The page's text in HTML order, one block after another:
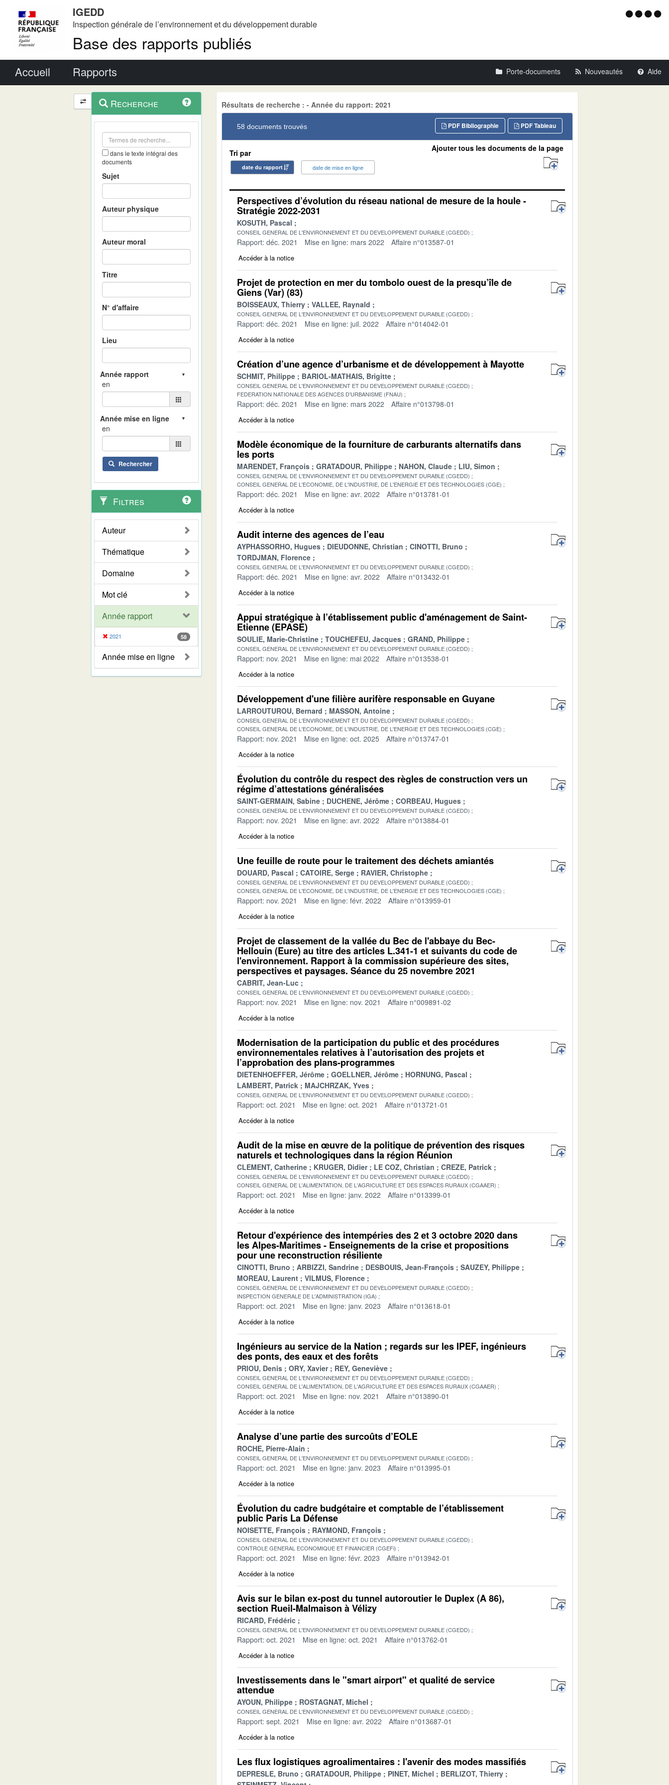
IGEDD
Inspection générale de l’environnement et du développement durable
Base des rapports publiés
Menu
Accueil Rapports Porte-documents Nouveautés Aide
Navigation
et
outils
contextuel
Recherche
dans le texte intégral des
documents
Sujet
Auteur physique
Auteur moral
Titre
N° d'affaire
Lieu
en
en
Rechercher
Filtres
Auteur
Thématique
Domaine
Mot clé
Année rapport
2021 58
Année mise en ligne
Résultats de recherche : - Année du rapport: 2021
58 documents trouvés PDF Tableau
PDF Bibliographie
Tri par
date du rapport date de mise en ligne
Ajouter tous les documents de la page
Perspectives d’évolution du réseau national de mesure de la houle -
Stratégie 2022-2031
KOSUTH, Pascal
CONSEIL GENERAL DE L'ENVIRONNEMENT ET DU DEVELOPPEMENT DURABLE (CGEDD)
Rapport: déc. 2021 Mise en ligne: mars 2022 Affaire n°013587-01
Accéder à la notice
Projet de protection en mer du tombolo ouest de la presqu’île de
Giens (Var) (83)
BOISSEAUX, Thierry VALLEE, Raynald
CONSEIL GENERAL DE L'ENVIRONNEMENT ET DU DEVELOPPEMENT DURABLE (CGEDD)
Rapport: déc. 2021 Mise en ligne: juil. 2022 Affaire n°014042-01
Accéder à la notice
Création d’une agence d’urbanisme et de développement à Mayotte
SCHMIT, Philippe BARIOL-MATHAIS, Brigitte
CONSEIL GENERAL DE L'ENVIRONNEMENT ET DU DEVELOPPEMENT DURABLE (CGEDD)
FEDERATION NATIONALE DES AGENCES D'URBANISME (FNAU)
Rapport: déc. 2021 Mise en ligne: mars 2022 Affaire n°013798-01
Accéder à la notice
Modèle économique de la fourniture de carburants alternatifs dans
les ports
MARENDET, François GRATADOUR, Philippe NAHON, Claude LIU, Simon
CONSEIL GENERAL DE L'ENVIRONNEMENT ET DU DEVELOPPEMENT DURABLE (CGEDD)
CONSEIL GENERAL DE L'ECONOMIE, DE L'INDUSTRIE, DE L'ENERGIE ET DES TECHNOLOGIES (CGE)
Rapport: déc. 2021 Mise en ligne: avr. 2022 Affaire n°013781-01
Accéder à la notice
Audit interne des agences de l’eau
AYPHASSORHO, Hugues DIEUDONNE, Christian
CINOTTI, Bruno
TORDJMAN, Florence
CONSEIL GENERAL DE L'ENVIRONNEMENT ET DU DEVELOPPEMENT DURABLE (CGEDD)
Rapport: déc. 2021 Mise en ligne: avr. 2022 Affaire n°013432-01
Accéder à la notice
Appui stratégique à l’établissement public d'aménagement de Saint-
Etienne (EPASE)
SOULIE, Marie-Christine TOUCHEFEU, Jacques GRAND, Philippe
CONSEIL GENERAL DE L'ENVIRONNEMENT ET DU DEVELOPPEMENT DURABLE (CGEDD)
Rapport: nov. 2021 Mise en ligne: mai 2022 Affaire n°013538-01
Accéder à la notice
Développement d'une filière aurifère responsable en Guyane
LARROUTUROU, Bernard MASSON, Antoine
CONSEIL GENERAL DE L'ENVIRONNEMENT ET DU DEVELOPPEMENT DURABLE (CGEDD)
CONSEIL GENERAL DE L'ECONOMIE, DE L'INDUSTRIE, DE L'ENERGIE ET DES TECHNOLOGIES (CGE)
Rapport: nov. 2021 Mise en ligne: oct. 2025 Affaire n°013747-01
Accéder à la notice
Évolution du contrôle du respect des règles de construction vers un
régime d’attestations généralisées
SAINT-GERMAIN, Sabine DUCHENE, Jérôme CORBEAU, Hugues
CONSEIL GENERAL DE L'ENVIRONNEMENT ET DU DEVELOPPEMENT DURABLE (CGEDD)
Rapport: nov. 2021 Mise en ligne: avr. 2022 Affaire n°013884-01
Accéder à la notice
Une feuille de route pour le traitement des déchets amiantés
DOUARD, Pascal CATOIRE, Serge RAVIER, Christophe
CONSEIL GENERAL DE L'ENVIRONNEMENT ET DU DEVELOPPEMENT DURABLE (CGEDD)
CONSEIL GENERAL DE L'ECONOMIE, DE L'INDUSTRIE, DE L'ENERGIE ET DES TECHNOLOGIES (CGE)
Rapport: nov. 2021 Mise en ligne: févr. 2022 Affaire n°013959-01
Accéder à la notice
Projet de classement de la vallée du Bec de l'abbaye du Bec-
Hellouin (Eure) au titre des articles L.341-1 et suivants du code de
l'environnement. Rapport à la commission supérieure des sites,
perspectives et paysages. Séance du 25 novembre 2021
CABRIT, Jean-Luc
CONSEIL GENERAL DE L'ENVIRONNEMENT ET DU DEVELOPPEMENT DURABLE (CGEDD)
Rapport: nov. 2021 Mise en ligne: nov. 2021 Affaire n°009891-02
Accéder à la notice
Modernisation de la participation du public et des procédures
environnementales relatives à l’autorisation des projets et
l’approbation des plans-programmes
DIETENHOEFFER, Jérôme GOELLNER, Jérôme
HORNUNG, Pascal
LAMBERT, Patrick
MAJCHRZAK, Yves
CONSEIL GENERAL DE L'ENVIRONNEMENT ET DU DEVELOPPEMENT DURABLE (CGEDD)
Rapport: oct. 2021 Mise en ligne: oct. 2021 Affaire n°013721-01
Accéder à la notice
Audit de la mise en œuvre de la politique de prévention des risques
naturels et technologiques dans la région Réunion
CLEMENT, Catherine KRUGER, Didier LE COZ, Christian CREZE, Patrick
CONSEIL GENERAL DE L'ENVIRONNEMENT ET DU DEVELOPPEMENT DURABLE (CGEDD)
CONSEIL GENERAL DE L'ALIMENTATION, DE L'AGRICULTURE ET DES ESPACES RURAUX (CGAAER)
Rapport: oct. 2021 Mise en ligne: janv. 2022 Affaire n°013399-01
Accéder à la notice
Retour d'expérience des intempéries des 2 et 3 octobre 2020 dans
les Alpes-Maritimes - Enseignements de la crise et propositions
pour une reconstruction résiliente
CINOTTI, Bruno ARBIZZI, Sandrine DESBOUIS, Jean-François
SAUZEY, Philippe
MOREAU, Laurent
VILMUS, Florence
CONSEIL GENERAL DE L'ENVIRONNEMENT ET DU DEVELOPPEMENT DURABLE (CGEDD)
INSPECTION GENERALE DE L'ADMINISTRATION (IGA)
Rapport: oct. 2021 Mise en ligne: janv. 2023 Affaire n°013618-01
Accéder à la notice
Ingénieurs au service de la Nation ; regards sur les IPEF, ingénieurs
des ponts, des eaux et des forêts
PRIOU, Denis ORY, Xavier REY, Geneviève
CONSEIL GENERAL DE L'ENVIRONNEMENT ET DU DEVELOPPEMENT DURABLE (CGEDD)
CONSEIL GENERAL DE L'ALIMENTATION, DE L'AGRICULTURE ET DES ESPACES RURAUX (CGAAER)
Rapport: oct. 2021 Mise en ligne: nov. 2021 Affaire n°013890-01
Accéder à la notice
Analyse d’une partie des surcoûts d’EOLE
ROCHE, Pierre-Alain
CONSEIL GENERAL DE L'ENVIRONNEMENT ET DU DEVELOPPEMENT DURABLE (CGEDD)
Rapport: oct. 2021 Mise en ligne: janv. 2023 Affaire n°013995-01
Accéder à la notice
Évolution du cadre budgétaire et comptable de l’établissement
public Paris La Défense
NOISETTE, François RAYMOND, François
CONSEIL GENERAL DE L'ENVIRONNEMENT ET DU DEVELOPPEMENT DURABLE (CGEDD)
CONTROLE GENERAL ECONOMIQUE ET FINANCIER (CGEFi)
Rapport: oct. 2021 Mise en ligne: févr. 2023 Affaire n°013942-01
Accéder à la notice
Avis sur le bilan ex-post du tunnel autoroutier le Duplex (A 86),
section Rueil-Malmaison à Vélizy
RICARD, Frédéric
CONSEIL GENERAL DE L'ENVIRONNEMENT ET DU DEVELOPPEMENT DURABLE (CGEDD)
Rapport: oct. 2021 Mise en ligne: oct. 2021 Affaire n°013762-01
Accéder à la notice
Investissements dans le "smart airport" et qualité de service
attendue
AYOUN, Philippe ROSTAGNAT, Michel
CONSEIL GENERAL DE L'ENVIRONNEMENT ET DU DEVELOPPEMENT DURABLE (CGEDD)
Rapport: sept. 2021 Mise en ligne: avr. 2022 Affaire n°013687-01
Accéder à la notice
Les flux logistiques agroalimentaires : l'avenir des modes massifiés
DEPRESLE, Bruno GRATADOUR, Philippe PINET, Michel
BERLIZOT, Thierry